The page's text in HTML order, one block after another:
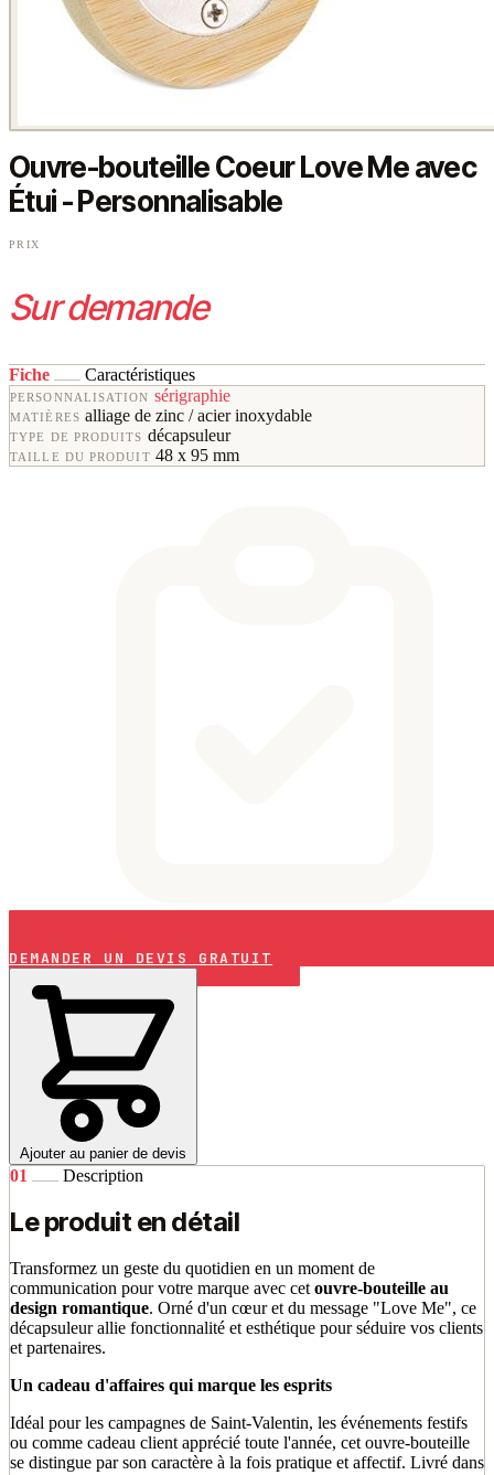
Ouvre-bouteille Coeur Love Me avec
Étui - Personnalisable
PRIX
Sur demande
Fiche Caractéristiques
PERSONNALISATION sérigraphie
MATIÈRES alliage de zinc / acier inoxydable
TYPE DE PRODUITS décapsuleur
TAILLE DU PRODUIT 48 x 95 mm
DEMANDER UN DEVIS GRATUIT
Ajouter au panier de devis
01 Description
Le produit en détail
Transformez un geste du quotidien en un moment de
communication pour votre marque avec cet ouvre-bouteille au
design romantique. Orné d'un cœur et du message "Love Me", ce
décapsuleur allie fonctionnalité et esthétique pour séduire vos clients
et partenaires.
Un cadeau d'affaires qui marque les esprits
Idéal pour les campagnes de Saint-Valentin, les événements festifs
ou comme cadeau client apprécié toute l'année, cet ouvre-bouteille
se distingue par son caractère à la fois pratique et affectif. Livré dans